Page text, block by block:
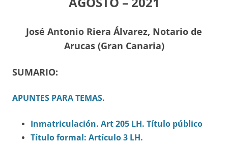
José Antonio Riera Álvarez, Notario de
Arucas (Gran Canaria)
SUMARIO:
APUNTES PARA TEMAS.
Inmatriculación. Art 205 LH. Título público
Título formal: Artículo 3 LH.